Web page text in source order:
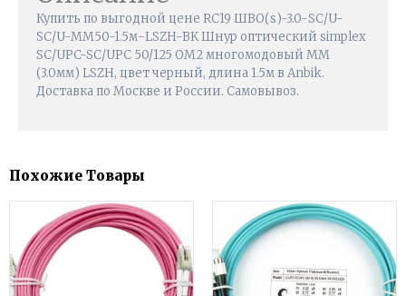
Купить по выгодной цене RC19 ШВО(s)-3.0-SC/U-
SC/U-MM50-1.5м-LSZH-BK Шнур оптический simplex
SC/UPC-SC/UPC 50/125 OM2 многомодовый MM
(3.0мм) LSZH, цвет черный, длина 1.5м в Anbik.
Доставка по Москве и России. Самовывоз.
Похожие Товары